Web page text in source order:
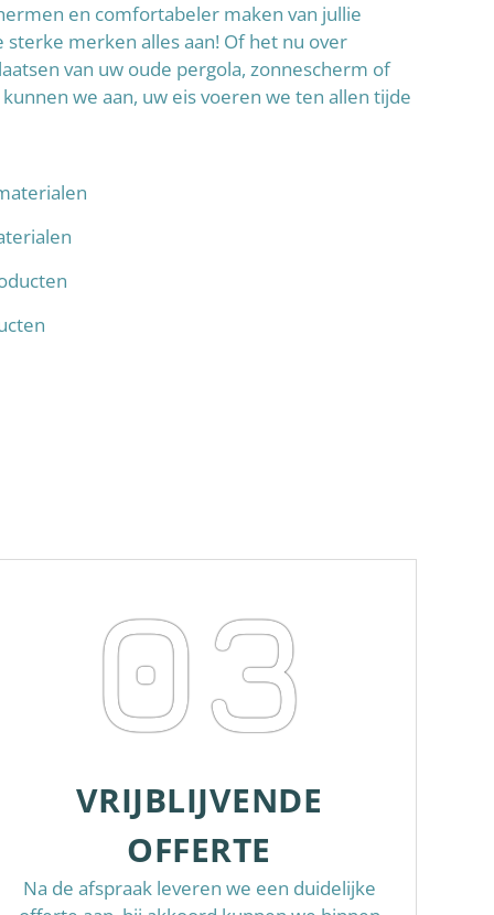
en comfortabeler maken van jullie
merken alles aan! Of het nu over
van uw oude pergola, zonnescherm of
we aan, uw eis voeren we ten allen tijde
03
VRIJBLIJVENDE
OFFERTE
Na de afspraak leveren we een duidelijke